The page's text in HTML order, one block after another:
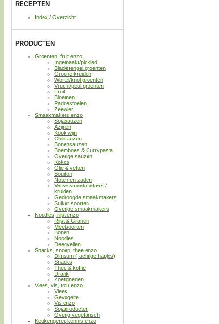
RECEPTEN
Index / Overzicht
PRODUCTEN
Groenten, fruit enzo
Ingemaakt/pickled
Blad/stengel groenten
Groene kruiden
Wortel/knol groenten
Vrucht/peul groenten
Fruit
Bloemen
Paddestoelen
Zeewier
Smaakmakers enzo
Sojasauzen
Azijnen
Kook wijn
Chilisauzen
Bonensauzen
Boemboes & Currypasta
Overige sauzen
Kokos
Olie & vetten
Bouillon
Noten en zaden
Verse smaakmakers /
kruiden
Gedroogde smaakmakers
Suiker soorten
Overige smaakmakers
Noodles, rijst enzo
Rijst & Granen
Meelsoorten
Bonen
Noodles
Deegvellen
Snacks, snoep, thee enzo
Dimsum (-achtige hapjes)
Snacks
Thee & koffie
Drank
Zoetigheden
Vlees, vis, tofu enzo
Vlees
Gevogelte
Vis enzo
Sojaproducten
Overig vegetarisch
Keukengerei, kennis enzo